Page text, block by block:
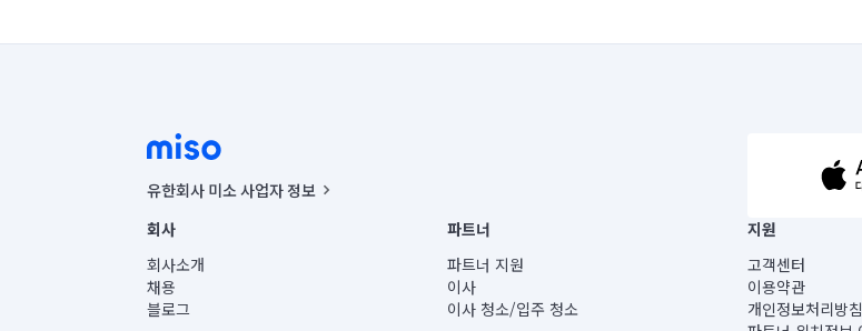
유한회사 미소 사업자 정보
사업자등록번호 : 291-87-00271 | 인허가번호 : 2016-3220163-14-5-00019 |
통신판매신고번호 : 2024-서울종로-1400(공정거래위원회 정보) |
대표이사 : CHING VICTOR COLUMBIA RHEE
주소 | 본사: 서울특별시 종로구 율곡로 6(중학동, 트윈트리빌딩) B동 5층
컨택센터 : 서울특별시 종로구 수송동 율곡로 24, 7층, 8층 미소
회사
회사소개
채용
블로그
파트너
파트너 지원
이사
이사 청소/입주 청소
지원
고객센터
이용약관
개인정보처리방침